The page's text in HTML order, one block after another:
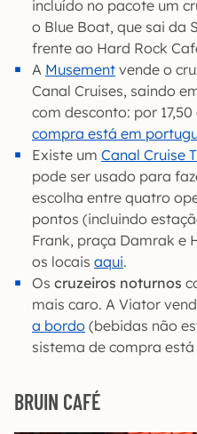
incluído no pacote um
o Blue Boat, que sai da
frente ao Hard Rock
A Musement vende o
Canal Cruises, saindo
com desconto: por 17,50
compra está em
Existe um Canal Cruise
pode ser usado para
escolha entre quatro
pontos (incluindo
Frank, praça Damrak e
os locais aqui.
Os cruzeiros noturnos
mais caro. A Viator
a bordo (bebidas não
sistema de compra
BRUIN CAFÉ